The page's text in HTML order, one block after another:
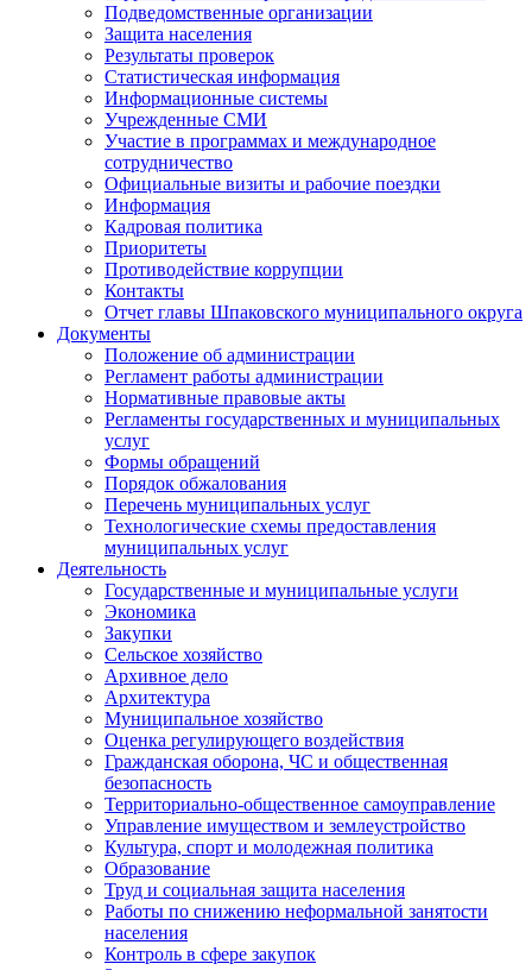
Подведомственные организации
Защита населения
Результаты проверок
Статистическая информация
Информационные системы
Учрежденные СМИ
Участие в программах и международное
сотрудничество
Официальные визиты и рабочие поездки
Информация
Кадровая политика
Приоритеты
Противодействие коррупции
Контакты
Отчет главы Шпаковского муниципального округа
Документы
Положение об администрации
Регламент работы администрации
Нормативные правовые акты
Регламенты государственных и муниципальных
услуг
Формы обращений
Порядок обжалования
Перечень муниципальных услуг
Технологические схемы предоставления
муниципальных услуг
Деятельность
Государственные и муниципальные услуги
Экономика
Закупки
Сельское хозяйство
Архивное дело
Архитектура
Муниципальное хозяйство
Оценка регулирующего воздействия
Гражданская оборона, ЧС и общественная
безопасность
Территориально-общественное самоуправление
Управление имуществом и землеустройство
Культура, спорт и молодежная политика
Образование
Труд и социальная защита населения
Работы по снижению неформальной занятости
населения
Контроль в сфере закупок